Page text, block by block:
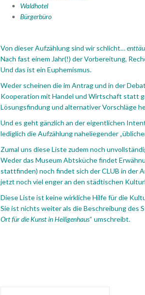
Waldhotel
Bürgerbüro
Von dieser Aufzählung sind wir schlicht…
Nach fast einem Jahr(!) der Vorbereitung,
Und das ist ein Euphemismus.
Weder scheinen die im Antrag und in der
Kooperation mit Handel und Wirtschaft statt
Lösungsfindung und alternativer Vorschläge
Und es geht gänzlich an der eigentlichen
lediglich die Aufzählung naheliegender
Zumal uns diese Liste zudem noch
Weder das Museum Abtsküche findet
stattfinden) noch findet sich der CLUB in der
jetzt noch viel enger an den städtischen
Diese Liste ist keine wirkliche Hilfe für die
Sie ist nichts weiter als die Beschreibung des
Ort für die Kunst in Heiligenhaus“ umschreibt.